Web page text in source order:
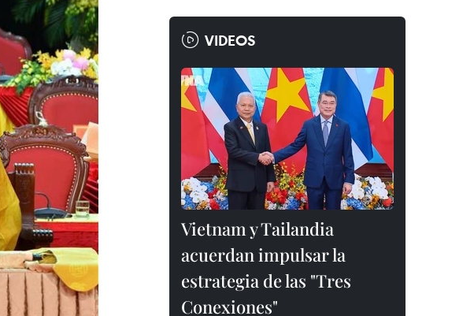
VIDEOS
Vietnam y Tailandia
acuerdan impulsar la
estrategia de las "Tres
Conexiones"